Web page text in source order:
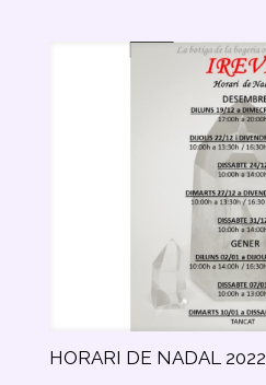
HORARI DE NADAL 2022